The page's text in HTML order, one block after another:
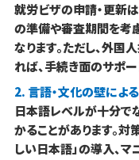
就労ビザの申請・更新
の準備や審査期間を考
なります。ただし、外
れば、手続き面のサポー
2. 言語・文化の壁によ
日本語レベルが十分で
かることがあります。対
しい日本語」の導入、